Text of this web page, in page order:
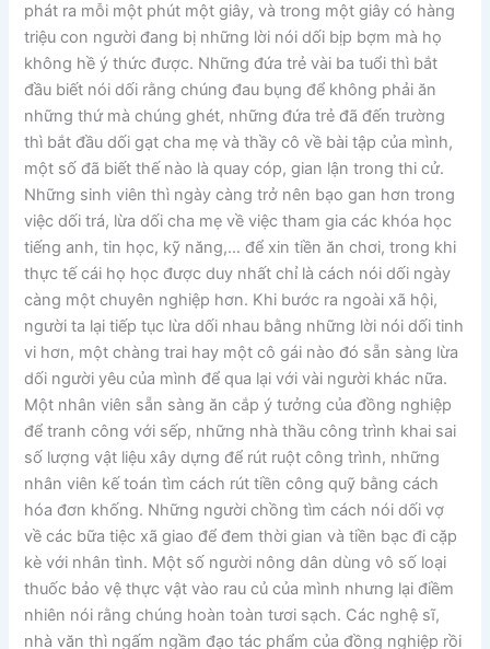
phát ra mỗi một phút một giây, và trong một giây có hàng
triệu con người đang bị những lời nói dối bịp bợm mà họ
không hề ý thức được. Những đứa trẻ vài ba tuổi thì bắt
đầu biết nói dối rằng chúng đau bụng để không phải ăn
những thứ mà chúng ghét, những đứa trẻ đã đến trường
thì bắt đầu dối gạt cha mẹ và thầy cô về bài tập của mình,
một số đã biết thế nào là quay cóp, gian lận trong thi cử.
Những sinh viên thì ngày càng trở nên bạo gan hơn trong
việc dối trá, lừa dối cha mẹ về việc tham gia các khóa học
tiếng anh, tin học, kỹ năng,… để xin tiền ăn chơi, trong khi
thực tế cái họ học được duy nhất chỉ là cách nói dối ngày
càng một chuyên nghiệp hơn. Khi bước ra ngoài xã hội,
người ta lại tiếp tục lừa dối nhau bằng những lời nói dối tinh
vi hơn, một chàng trai hay một cô gái nào đó sẵn sàng lừa
dối người yêu của mình để qua lại với vài người khác nữa.
Một nhân viên sẵn sàng ăn cắp ý tưởng của đồng nghiệp
để tranh công với sếp, những nhà thầu công trình khai sai
số lượng vật liệu xây dựng để rút ruột công trình, những
nhân viên kế toán tìm cách rút tiền công quỹ bằng cách
hóa đơn khống. Những người chồng tìm cách nói dối vợ
về các bữa tiệc xã giao để đem thời gian và tiền bạc đi cặp
kè với nhân tình. Một số người nông dân dùng vô số loại
thuốc bảo vệ thực vật vào rau củ của mình nhưng lại điềm
nhiên nói rằng chúng hoàn toàn tươi sạch. Các nghệ sĩ,
nhà văn thì ngấm ngầm đạo tác phẩm của đồng nghiệp rồi